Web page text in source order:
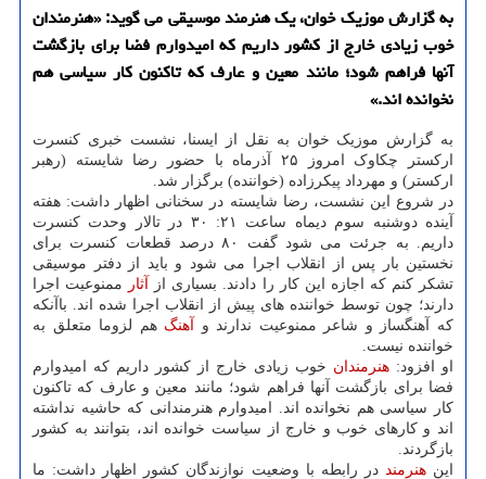
به گزارش موزیک خوان، یک هنرمند موسیقی می گوید: «هنرمندان
خوب زیادی خارج از کشور داریم که امیدوارم فضا برای بازگشت
آنها فراهم شود؛ مانند معین و عارف که تاکنون کار سیاسی هم
نخوانده اند.»
به گزارش موزیک خوان به نقل از ایسنا، نشست خبری کنسرت
ارکستر چکاوک امروز ۲۵ آذرماه با حضور رضا شایسته (رهبر
ارکستر) و مهرداد پیکرزاده (خواننده) برگزار شد.
در شروع این نشست، رضا شایسته در سخنانی اظهار داشت: هفته
آینده دوشنبه سوم دیماه ساعت ۲۱: ۳۰ در تالار وحدت کنسرت
داریم. به جرئت می شود گفت ۸۰ درصد قطعات کنسرت برای
نخستین بار پس از انقلاب اجرا می شود و باید از دفتر موسیقی
تشکر کنم که اجازه این کار را دادند. بسیاری از
آثار
ممنوعیت اجرا
دارند؛ چون توسط خواننده های پیش از انقلاب اجرا شده اند. باآنکه
که آهنگساز و شاعر ممنوعیت ندارند و
آهنگ هم لزوما متعلق به
خواننده نیست.
او افزود: هنرمندان خوب زیادی خارج از کشور داریم که امیدوارم
فضا برای بازگشت آنها فراهم شود؛ مانند معین و عارف که تاکنون
کار سیاسی هم نخوانده اند. امیدوارم هنرمندانی که حاشیه نداشته
اند و کارهای خوب و خارج از سیاست خوانده اند، بتوانند به کشور
بازگردند.
اینهنرمند در رابطه با وضعیت نوازندگان کشور اظهار داشت: ما